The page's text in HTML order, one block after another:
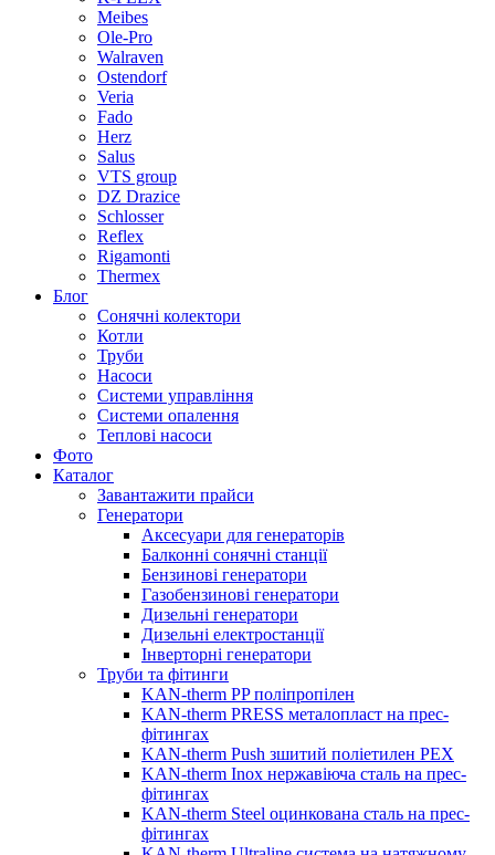
Meibes
Ole-Pro
Walraven
Ostendorf
Veria
Fado
Herz
Salus
VTS group
DZ Drazice
Schlosser
Reflex
Rigamonti
Thermex
Блог
Сонячні колектори
Котли
Труби
Насоси
Системи управління
Системи опалення
Теплові насоси
Фото
Каталог
Завантажити прайси
Генератори
Аксесуари для генераторів
Балконні сонячні станції
Бензинові генератори
Газобензинові генератори
Дизельні генератори
Дизельні електростанції
Інверторні генератори
Труби та фітинги
KAN-therm PP поліпропілен
KAN-therm PRESS металопласт на прес-
фітингах
KAN-therm Push зшитий поліетилен PEX
KAN-therm Inox нержавіюча сталь на прес-
фітингах
KAN-therm Steel оцинкована сталь на прес-
фітингах